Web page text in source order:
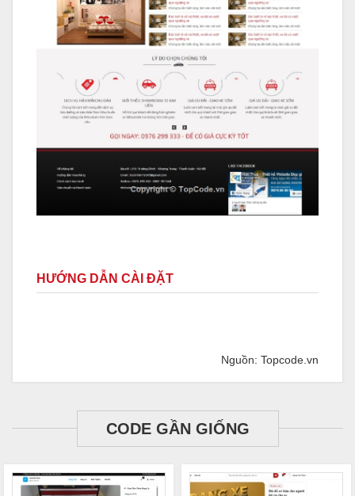
HƯỚNG DẪN CÀI ĐẶT
Nguồn: Topcode.vn
CODE GẦN GIỐNG